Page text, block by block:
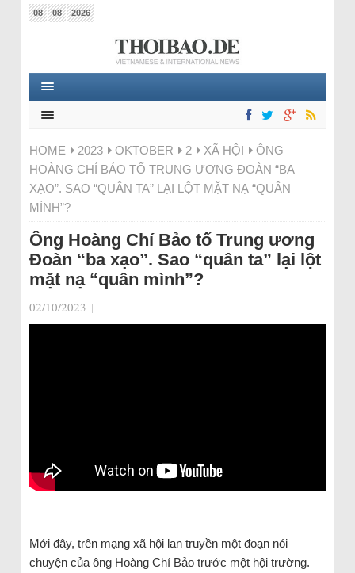
08 08 2026
HOME 2023 OKTOBER 2 XÃ HỘI
ÔNG
HOÀNG CHÍ BẢO TỐ TRUNG ƯƠNG ĐOÀN “BA
XẠO”. SAO “QUÂN TA” LẠI LỘT MẶT NẠ “QUÂN
MÌNH”?
Ông Hoàng Chí Bảo tố Trung ương
Đoàn “ba xạo”. Sao “quân ta” lại lột
mặt nạ “quân mình”?
02/10/2023 |
Mới đây, trên mạng xã hội lan truyền một đoạn nói
chuyện của ông Hoàng Chí Bảo trước một hội trường.